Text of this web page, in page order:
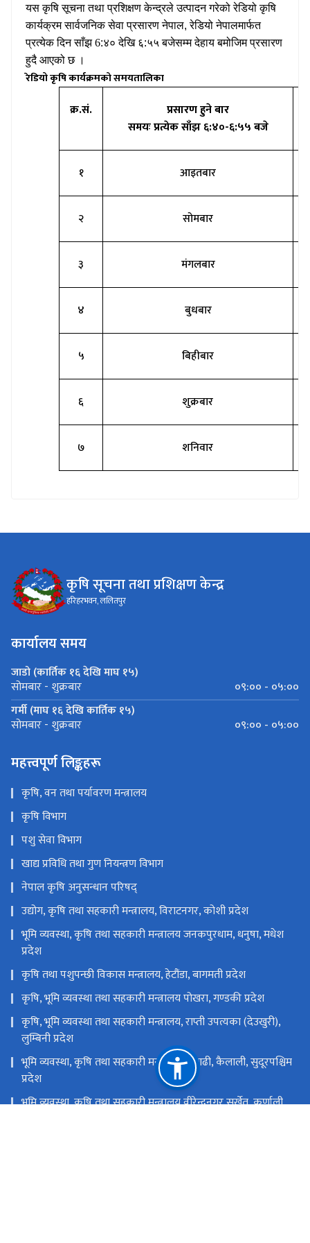
यस कृषि सूचना तथा प्रशिक्षण केन्द्रले उत्पादन गरेको रेडियो कृषि
कार्यक्रम सार्वजनिक सेवा प्रसारण नेपाल, रेडियो नेपालमार्फत
प्रत्येक दिन साँझ 6:४० देखि ६:५५ बजेसम्म देहाय बमोजिम प्रसारण
हुदै आएको छ ।
रेडियो कृषि कार्यक्रमको समयतालिका
क्र.सं.
प्रसारण हुने बार
समयः प्रत्येक साँझ ६:४०-६:५५ बजे
१ आइतबार
२ सोमबार
३ मंगलबार
४ बुधबार
५ बिहीबार
६ शुक्रबार
७ शनिवार
कृषि सूचना तथा प्रशिक्षण केन्द्र
हरिहरभवन, ललितपुर
कार्यालय समय
जाडो (कार्तिक १६ देखि माघ १५)
सोमबार - शुक्रबार
०९:०० - ०५:००
गर्मी (माघ १६ देखि कार्तिक १५)
सोमबार - शुक्रबार ०९:०० - ०५:००
महत्त्वपूर्ण लिङ्कहरू
कृषि, वन तथा पर्यावरण मन्त्रालय
कृषि विभाग
पशु सेवा विभाग
खाद्य प्रविधि तथा गुण नियन्त्रण विभाग
नेपाल कृषि अनुसन्धान परिषद्
उद्योग, कृषि तथा सहकारी मन्त्रालय, विराटनगर, कोशी प्रदेश
भूमि व्यवस्था, कृषि तथा सहकारी मन्त्रालय जनकपुरधाम, धनुषा, मधेश
प्रदेश
कृषि तथा पशुपन्छी विकास मन्त्रालय, हेटौंडा, बागमती प्रदेश
कृषि, भूमि व्यवस्था तथा सहकारी मन्त्रालय पोखरा, गण्डकी प्रदेश
कृषि, भूमि व्यवस्था तथा सहकारी मन्त्रालय, राप्ती उपत्यका (देउखुरी),
लुम्बिनी प्रदेश
भूमि व्यवस्था, कृषि तथा सहकारी मन्त्रालय धनगढी, कैलाली, सुदूरपश्चिम
प्रदेश
भूमि व्यवस्था, कृषि तथा सहकारी मन्त्रालय वीरेन्द्रनगर,सुर्खेत, कर्णाली